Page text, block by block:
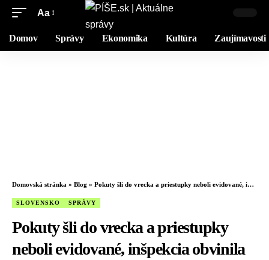
Aa
Domov Správy Ekonomika Kultúra Zaujímavosti
Domovská stránka » Blog » Pokuty šli do vrecka a priestupky neboli evidované, inšpekcia obvinila šiestich dopravných policajtov
SLOVENSKO SPRÁVY
Pokuty šli do vrecka a priestupky
neboli evidované, inšpekcia obvinila